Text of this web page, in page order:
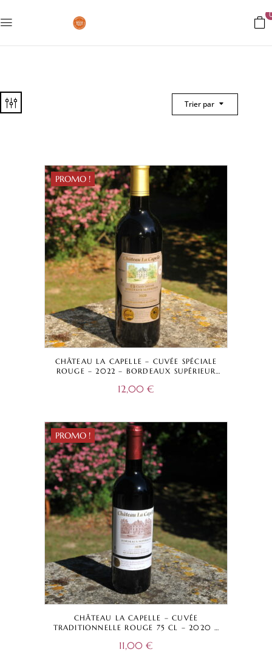
Trier par
PROMO !
CHÂTEAU LA CAPELLE – CUVÉE SPÉCIALE
ROUGE – 2022 – BORDEAUX SUPÉRIEUR
12,00 €
PROMO !
CHÂTEAU LA CAPELLE – CUVÉE
TRADITIONNELLE ROUGE 75 CL – 2020 –
11,00 €